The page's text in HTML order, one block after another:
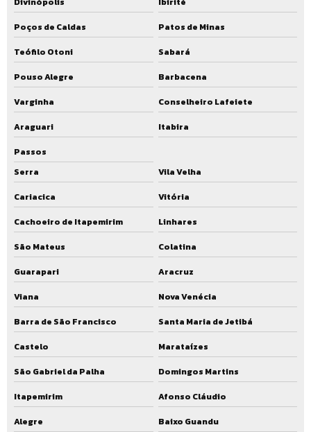
Manutenção em estação de tratamento de esgoto
Manutenção em estação de tratamento de água
Operação de estação de tratamento de efluentes
Operação de estação de tratamento de esgoto
Operação de estação de tratamento de água
Orçamento estação de tratamento de esgoto
Preço ete compacta
Projeto básico de estação de tratamento de esgoto
Projeto de eta compacta
Projeto de ete
Projeto de ete industrial
Projeto de ete para condomínio
Projeto de ete residencial
Poços de Caldas
Patos de Minas
Teófilo Otoni
Sabará
Pouso Alegre
Barbacena
Varginha
Conselheiro Lafeiete
Araguari
Itabira
Passos
Serra
Vila Velha
Cariacica
Vitória
Cachoeiro de Itapemirim
Linhares
São Mateus
Colatina
Guarapari
Aracruz
Viana
Nova Venécia
Barra de São Francisco
Santa Maria de Jetibá
Castelo
Marataízes
São Gabriel da Palha
Domingos Martins
Itapemirim
Afonso Cláudio
Alegre
Baixo Guandu